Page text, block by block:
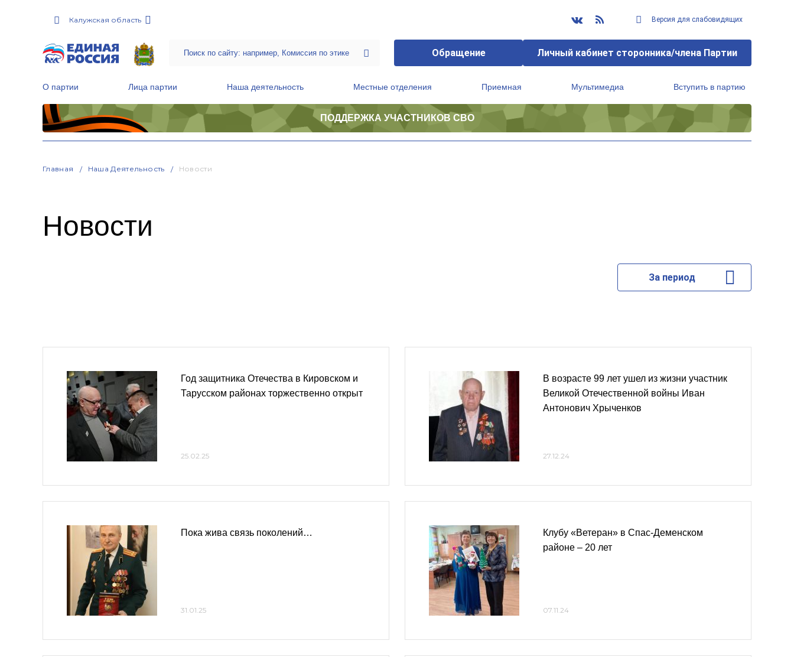
Калужская область Версия для слабовидящих
Обращение Личный кабинет сторонника/члена Партии
О партии Лица партии Наша деятельность Местные отделения Приемная Мультимедиа Вступить в партию
ПОДДЕРЖКА УЧАСТНИКОВ СВО
Главная Наша Деятельность Новости
Новости
За период
Год защитника Отечества в Кировском и
Тарусском районах торжественно открыт
25.02.25
Пока жива связь поколений…
31.01.25
В возрасте 99 лет ушел из жизни участник
Великой Отечественной войны Иван
Антонович Хрыченков
27.12.24
Клубу «Ветеран» в Спас-Деменском
районе – 20 лет
07.11.24